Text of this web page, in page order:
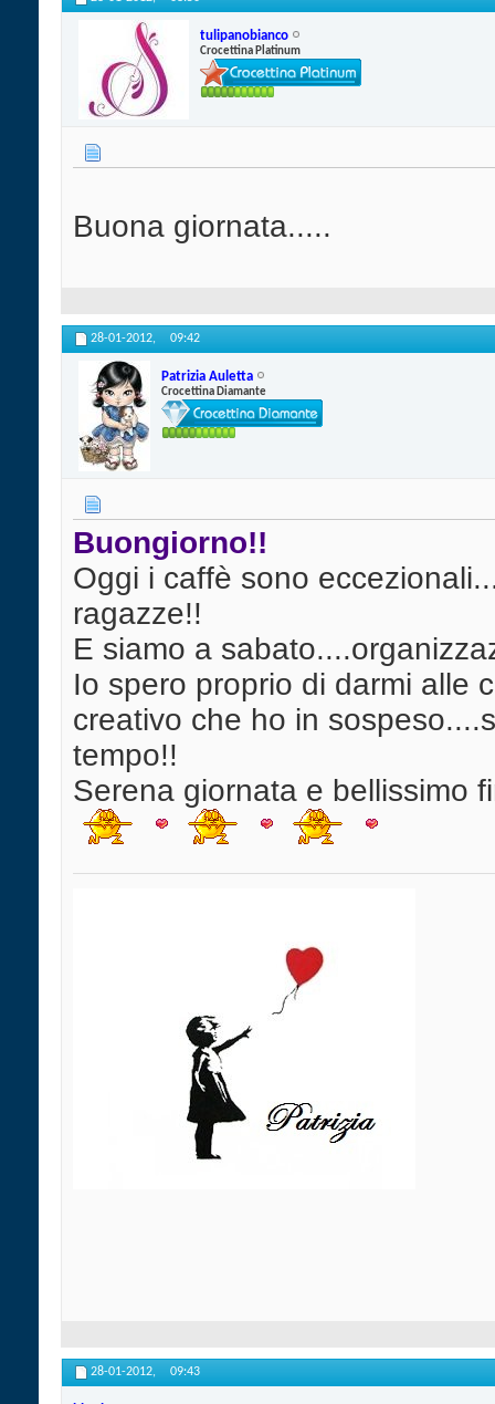
tulipanobianco
Crocettina Platinum
Buona giornata.....
28-01-2012, 09:42
Patrizia Auletta
Crocettina Diamante
Buongiorno!!
Oggi i caffè sono
ragazze!!
E siamo a
Io spero proprio di darmi alle
creativo che ho in
tempo!!
Serena giornata e bellissimo
28-01-2012, 09:43